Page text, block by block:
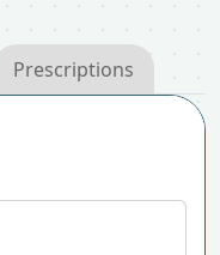
Prescriptions